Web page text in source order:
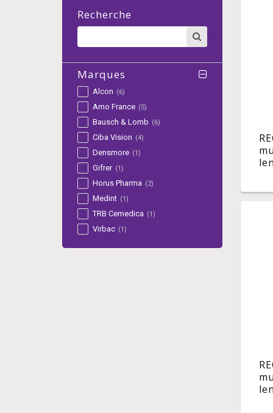
Recherche
Marques
Alcon (6)
Amo France (5)
Bausch & Lomb (6)
Ciba Vision (4)
Densmore (1)
Gifrer (1)
Horus Pharma (2)
Medint (1)
TRB Cemedica (1)
Virbac (1)